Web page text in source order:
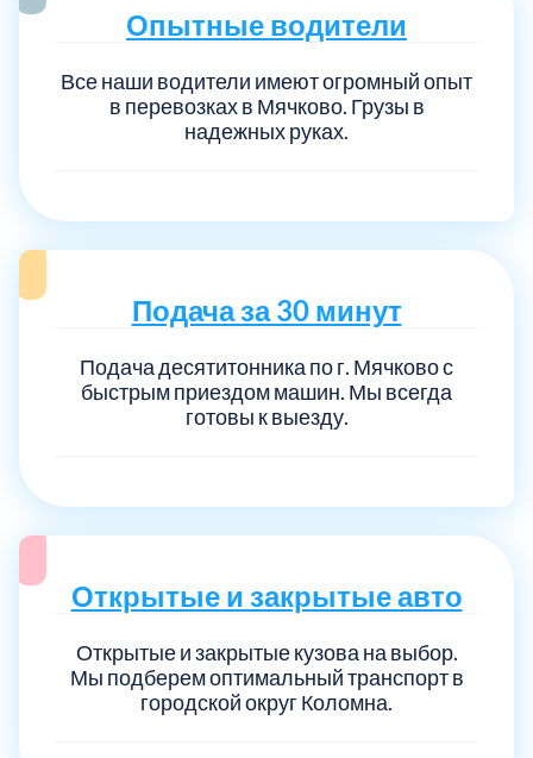
Опытные водители
Все наши водители имеют огромный опыт
в перевозках в Мячково. Грузы в
надежных руках.
Подача за 30 минут
Подача десятитонника по г. Мячково с
быстрым приездом машин. Мы всегда
готовы к выезду.
Открытые и закрытые авто
Открытые и закрытые кузова на выбор.
Мы подберем оптимальный транспорт в
городской округ Коломна.